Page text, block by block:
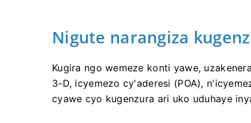
Nigute narangiza
Kugira ngo wemeze konti yawe,
3-D, icyemezo cy'aderesi (POA),
cyawe cyo kugenzura ari uko uduhaye